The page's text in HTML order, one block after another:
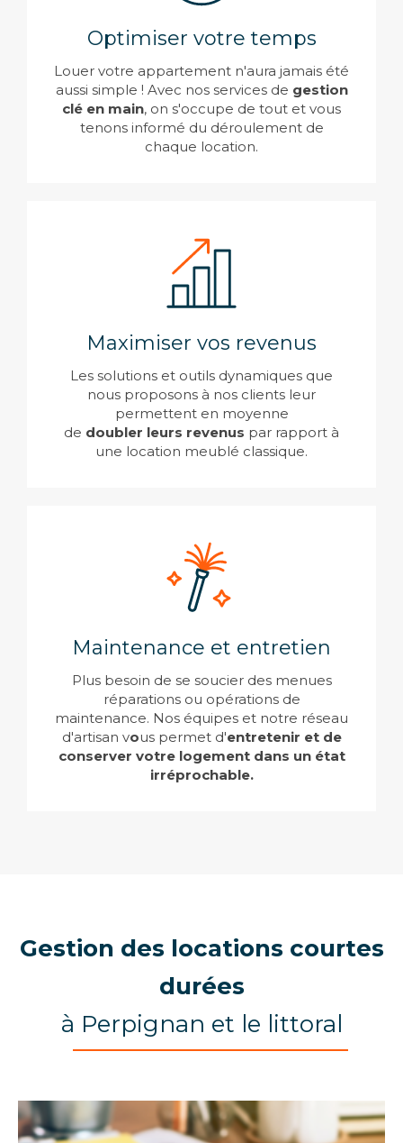
Optimiser votre temps
Louer votre appartement n'aura jamais été
aussi simple ! Avec nos services de gestion
clé en main, on s'occupe de tout et vous
tenons informé du déroulement de
chaque location.
Maximiser vos revenus
Les solutions et outils dynamiques que
nous proposons à nos clients leur
permettent en moyenne
de doubler leurs revenus par rapport à
une location meublé classique.
Maintenance et entretien
Plus besoin de se soucier des menues
réparations ou opérations de
maintenance. Nos équipes et notre réseau
d'artisan vous permet d'entretenir et de
conserver votre logement dans un état
irréprochable.
Gestion des locations courtes
durées
à Perpignan et le littoral